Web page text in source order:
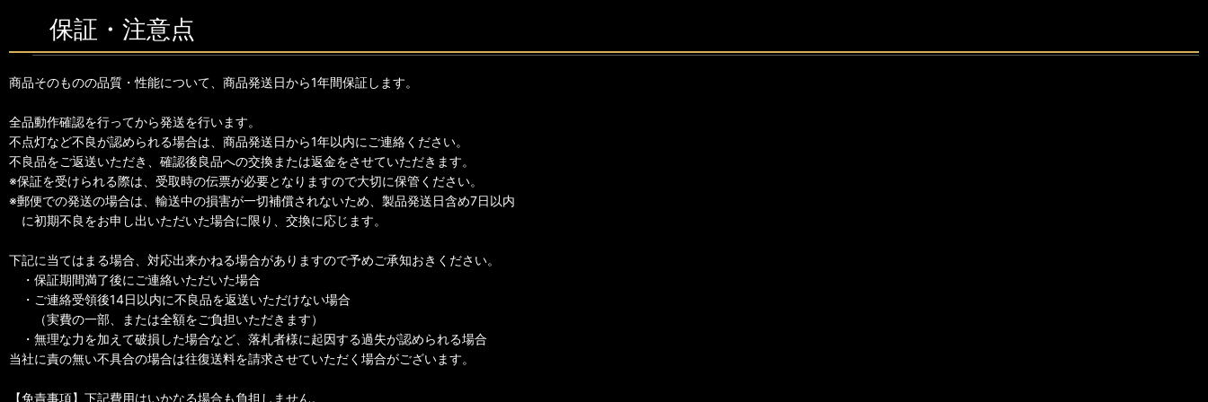
保証・注意点
商品そのものの品質・性能について、商品発送日から1年間保証します。
全品動作確認を行ってから発送を行います。
不点灯など不良が認められる場合は、商品発送日から1年以内にご連絡ください。
不良品をご返送いただき、確認後良品への交換または返金をさせていただきます。
※保証を受けられる際は、受取時の伝票が必要となりますので大切に保管ください。
※郵便での発送の場合は、輸送中の損害が一切補償されないため、製品発送日含め7日以内
に初期不良をお申し出いただいた場合に限り、交換に応じます。
下記に当てはまる場合、対応出来かねる場合がありますので予めご承知おきください。
・保証期間満了後にご連絡いただいた場合
・ご連絡受領後14日以内に不良品を返送いただけない場合
（実費の一部、または全額をご負担いただきます）
・無理な力を加えて破損した場合など、落札者様に起因する過失が認められる場合
当社に責の無い不具合の場合は往復送料を請求させていただく場合がございます。
【免責事項】下記費用はいかなる場合も負担しません。